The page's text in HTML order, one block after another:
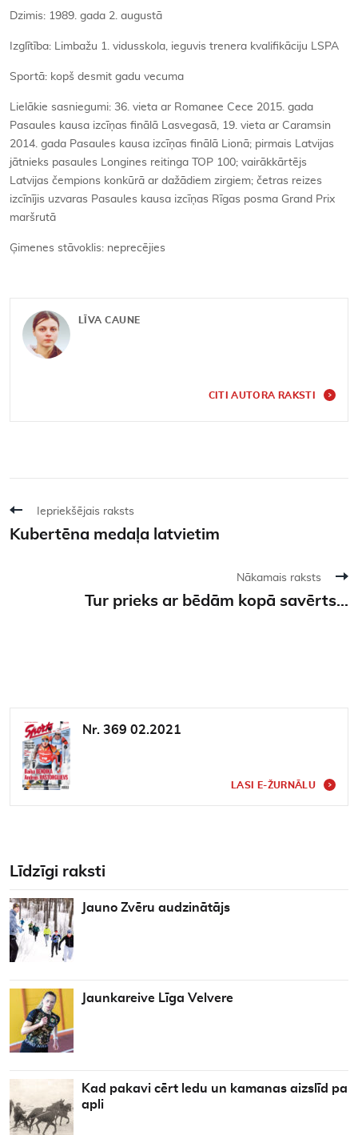
Dzimis: 1989. gada 2. augustā
Izglītība: Limbažu 1. vidusskola, ieguvis trenera kvalifikāciju LSPA
Sportā: kopš desmit gadu vecuma
Lielākie sasniegumi: 36. vieta ar Romanee Cece 2015. gada
Pasaules kausa izcīņas finālā Lasvegasā, 19. vieta ar Caramsin
2014. gada Pasaules kausa izcīņas finālā Lionā; pirmais Latvijas
jātnieks pasaules Longines reitinga TOP 100; vairākkārtējs
Latvijas čempions konkūrā ar dažādiem zirgiem; četras reizes
izcīnījis uzvaras Pasaules kausa izcīņas Rīgas posma Grand Prix
maršrutā
Ģimenes stāvoklis: neprecējies
LĪVA CAUNE
CITI AUTORA RAKSTI
Iepriekšējais raksts
Kubertēna medaļa latvietim
Nākamais raksts
Tur prieks ar bēdām kopā savērts...
Nr. 369 02.2021
LASI E-ŽURNĀLU
Līdzīgi raksti
Jauno Zvēru audzinātājs
Jaunkareive Līga Velvere
Kad pakavi cērt ledu un kamanas aizslīd pa
apli